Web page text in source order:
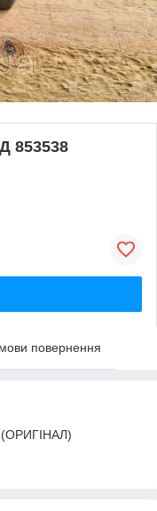
853538
повернення